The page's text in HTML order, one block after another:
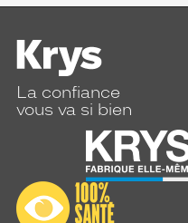
La confiance
vous va si bien